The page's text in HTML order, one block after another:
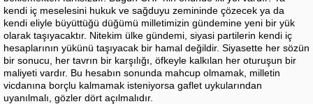
kendi iç meselesini hukuk ve sağduyu zemininde çözecek ya da
kendi eliyle büyüttüğü düğümü milletimizin gündemine yeni bir yük
olarak taşıyacaktır. Nitekim ülke gündemi, siyasi partilerin kendi iç
hesaplarının yükünü taşıyacak bir hamal değildir. Siyasette her sözün
bir sonucu, her tavrın bir karşılığı, öfkeyle kalkılan her oturuşun bir
maliyeti vardır. Bu hesabın sonunda mahcup olmamak, milletin
vicdanına borçlu kalmamak isteniyorsa gaflet uykularından
uyanılmalı, gözler dört açılmalıdır.